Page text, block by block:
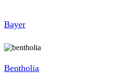
Bayer
Bentholia